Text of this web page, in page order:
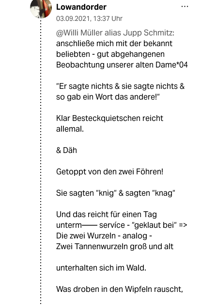
Lowandorder
03.09.2021, 13:37 Uhr
@Willi Müller alias Jupp Schmitz:
anschließe mich mit der bekannt
beliebten - gut abgehangenen
Beobachtung unserer alten Dame*04
“Er sagte nichts & sie sagte nichts &
so gab ein Wort das andere!“
Klar Besteckquietschen reicht
allemal.
& Däh
Getoppt von den zwei Föhren!
Sie sagten “knig“ & sagten “knag“
Und das reicht für einen Tag
unterm—— servíce - “geklaut bei“ =>
Die zwei Wurzeln - analog -
Zwei Tannenwurzeln groß und alt
unterhalten sich im Wald.
Was droben in den Wipfeln rauscht,